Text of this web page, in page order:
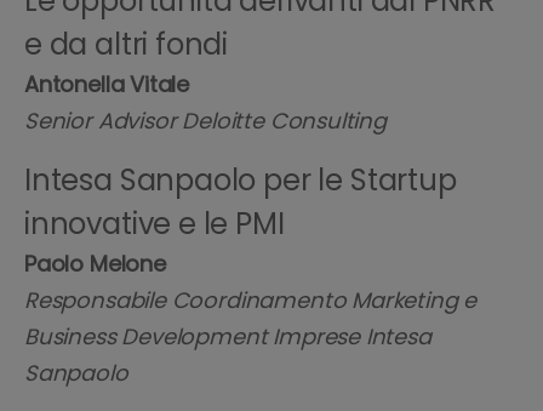
e da altri fondi
Antonella Vitale
Senior Advisor Deloitte Consulting
Intesa Sanpaolo per le Startup
innovative e le PMI
Paolo Melone
Responsabile Coordinamento Marketing e
Business Development Imprese Intesa
Sanpaolo